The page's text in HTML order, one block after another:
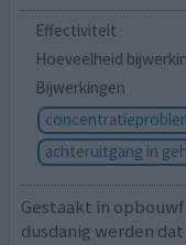
Effectiviteit
Hoeveelheid
Bijwerkingen
achteruitgang in
Gestaakt in
dusdanig werden